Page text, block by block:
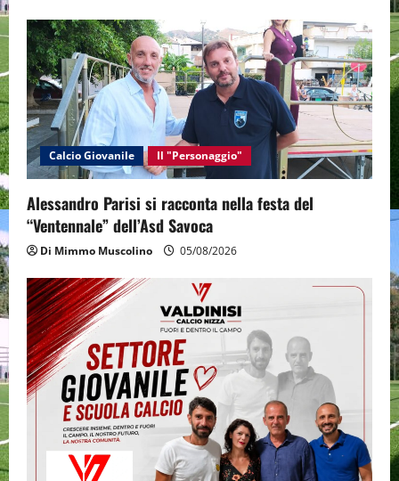
Calcio Giovanile Il "Personaggio"
Alessandro Parisi si racconta nella festa del
“Ventennale” dell’Asd Savoca
Di Mimmo Muscolino 05/08/2026